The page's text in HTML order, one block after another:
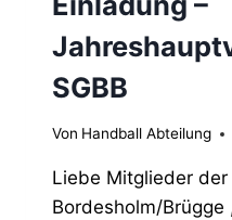
SGBB
Von Handball Abteilung
Liebe Mitglieder der
Bordesholm/Brügge